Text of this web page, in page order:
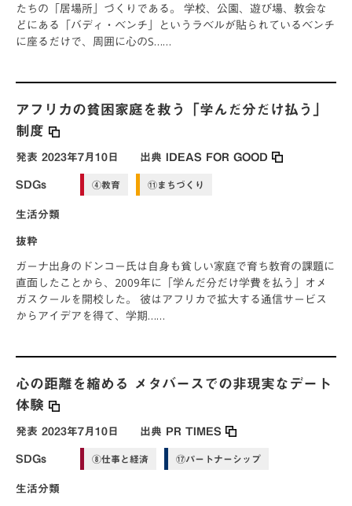
たちの「居場所」づくりである。 学校、公園、遊び場、教会な
どにある「バディ・ベンチ」というラベルが貼られているベンチ
に座るだけで、周囲に心のS……
アフリカの貧困家庭を救う「学んだ分だけ払う」
制度
発表 2023年7月10日 出典 IDEAS FOR GOOD
SDGs ④教育 ⑪まちづくり
生活分類
抜粋
ガーナ出身のドンコー氏は自身も貧しい家庭で育ち教育の課題に
直面したことから、2009年に「学んだ分だけ学費を払う」オメ
ガスクールを開校した。 彼はアフリカで拡大する通信サービス
からアイデアを得て、学期……
心の距離を縮める メタバースでの非現実なデート
体験
発表 2023年7月10日 出典 PR TIMES
SDGs ⑧仕事と経済 ⑰パートナーシップ
生活分類